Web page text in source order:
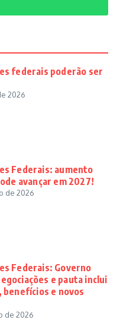
federais poderão ser
2026
Federais: aumento
avançar em 2027!
de 2026
Federais: Governo
e pauta inclui
e novos
de 2026